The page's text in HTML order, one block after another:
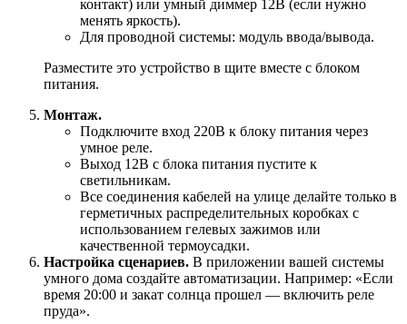
контакт) или умный диммер 12В (если нужно
менять яркость).
Для проводной системы: модуль ввода/вывода.
Разместите это устройство в щите вместе с блоком
питания.
Монтаж.
Подключите вход 220В к блоку питания через
умное реле.
Выход 12В с блока питания пустите к
светильникам.
Все соединения кабелей на улице делайте только в
герметичных распределительных коробках с
использованием гелевых зажимов или
качественной термоусадки.
Настройка сценариев. В приложении вашей системы
умного дома создайте автоматизации. Например: «Если
время 20:00 и закат солнца прошел — включить реле
пруда».